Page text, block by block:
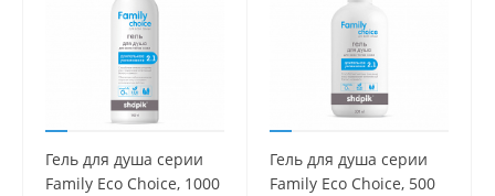
Гель для душа серии
Family Есо Сhoice, 1000
Гель для душа серии
Family Есо Сhoice, 500